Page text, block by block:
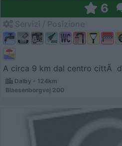
6
A circa 9 km dal centro cittÃ
Dalby - 124km
Blaesenborgvej 200